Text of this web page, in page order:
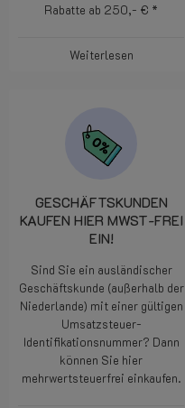
Rabatte ab 250,- € *
Weiterlesen
GESCHÄFTSKUNDEN
KAUFEN HIER MWST-FREI
EIN!
Sind Sie ein ausländischer
Geschäftskunde (außerhalb der
Niederlande) mit einer gültigen
Umsatzsteuer-
Identifikationsnummer? Dann
können Sie hier
mehrwertsteuerfrei einkaufen.